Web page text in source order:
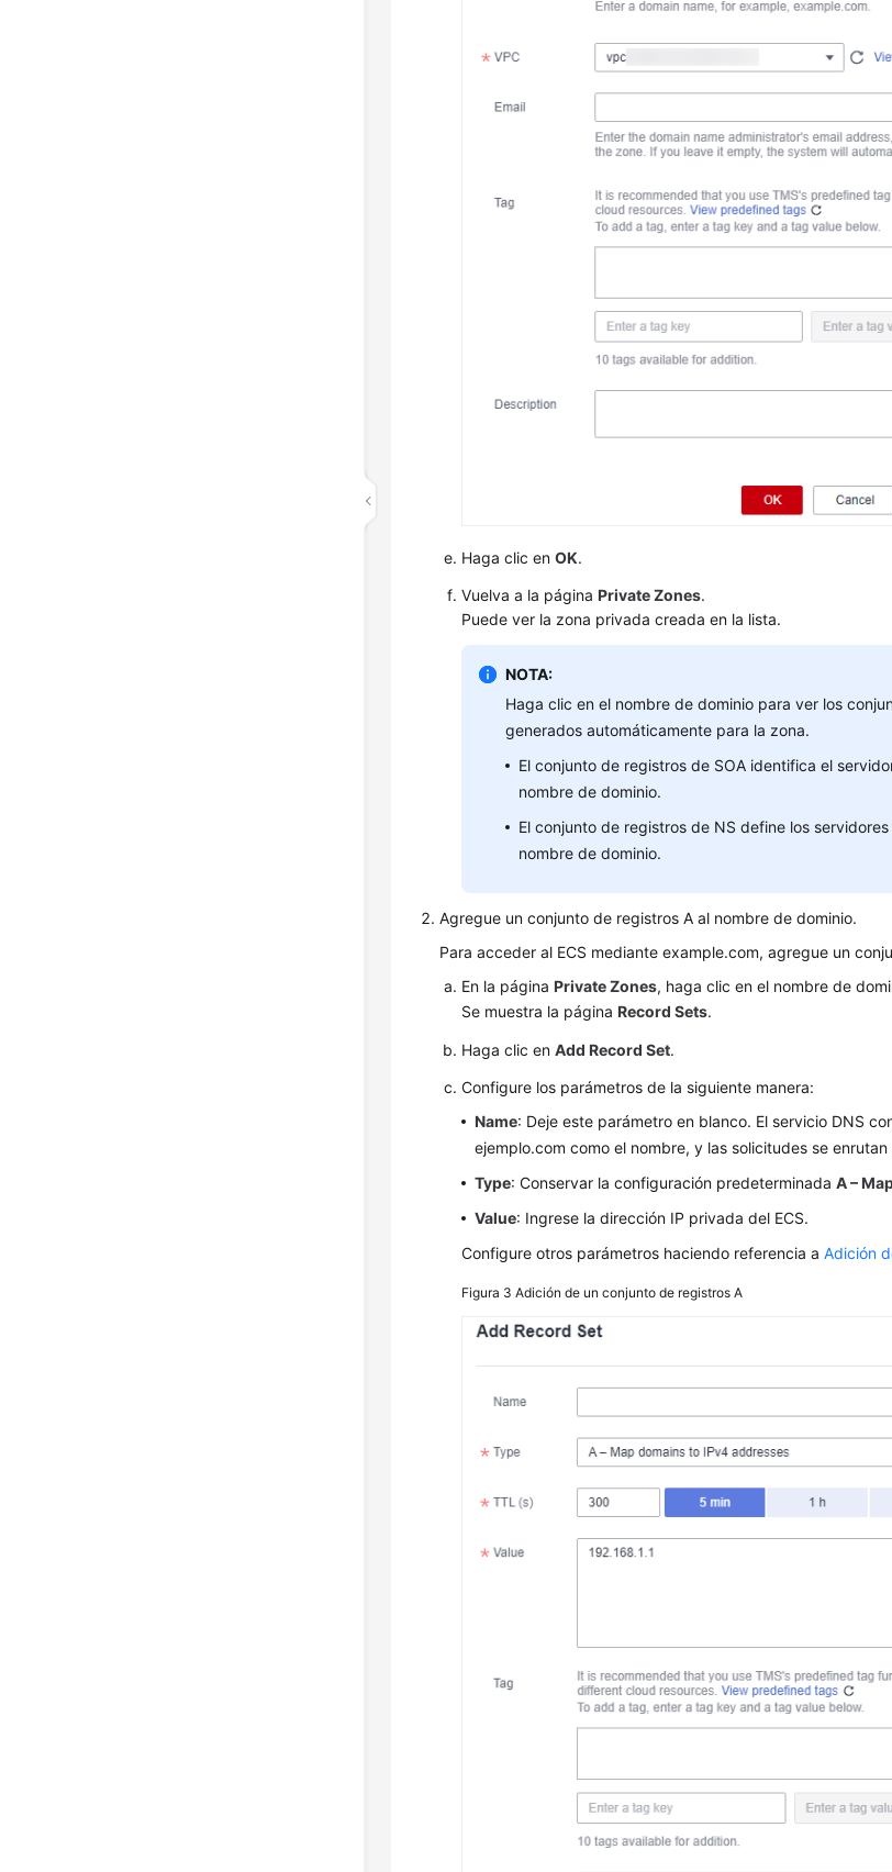
Haga clic enOK.
Vuelva a la páginaPrivate Zones.
Puede ver la zona privada creada en la lista.
NOTA:
Haga clic en el nombre de dominio para ver los
generados automáticamente para la zona.
El conjunto de registros de SOA identifica el
nombre de dominio.
El conjunto de registros de NS define los
nombre de dominio.
Agregue un conjunto de registros A al nombre de dominio.
Para acceder al ECS mediante example.com, agregue un
En la páginaPrivate Zones, haga clic en el nombre de
Se muestra la páginaRecord Sets.
Haga clic enAdd Record Set.
Configure los parámetros de la siguiente manera:
Name: Deje este parámetro en blanco. El servicio DNS
ejemplo.com como el nombre, y las solicitudes se enrutan
Type: Conservar la configuración predeterminadaA –
Value: Ingrese la dirección IP privada del ECS.
Configure otros parámetros haciendo referencia aAdición
Figura 3Adición de un conjunto de registros A